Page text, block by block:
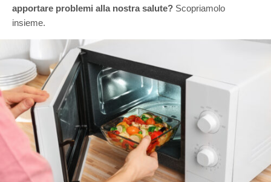
apportare problemi alla nostra salute? Scopriamolo
insieme.